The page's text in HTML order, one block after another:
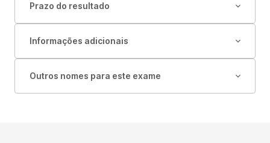
Prazo do resultado
Informações adicionais
Outros nomes para este exame